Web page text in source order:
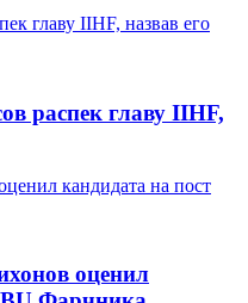
главу IIHF, назвав его
распек главу IIHF,
кандидата на пост
оценил